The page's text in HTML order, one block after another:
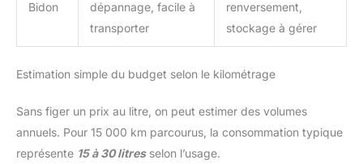
Bidon
dépannage, facile à
transporter
renversement,
stockage à gérer
Estimation simple du budget selon le kilométrage
Sans figer un prix au litre, on peut estimer des volumes
annuels. Pour 15 000 km parcourus, la consommation typique
représente 15 à 30 litresselon l’usage.